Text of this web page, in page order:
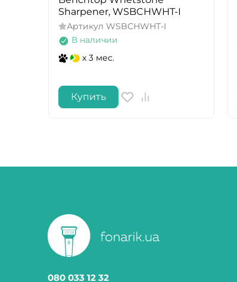
Sharpener, WSBCHWHT-I
Артикул WSBCHWHT-I
В наличии
x 3 мес.
Купить
080 033 12 32